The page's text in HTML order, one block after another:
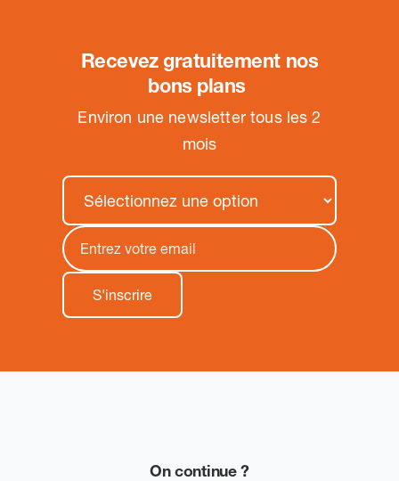
Recevez gratuitement nos
bons plans
Environ une newsletter tous les 2
mois
On continue ?